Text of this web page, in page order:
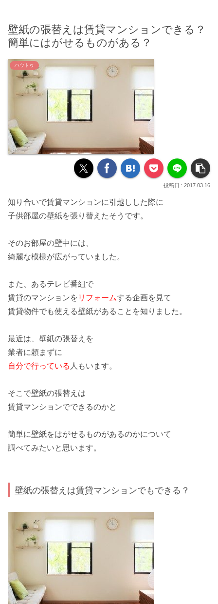
壁紙の張替えは賃貸マンションできる？
簡単にはがせるものがある？
ハウトゥ
2017.03.16
知り合いで賃貸マンションに引越しした際に
子供部屋の壁紙を張り替えたそうです。
そのお部屋の壁中には、
綺麗な模様が広がっていました。
また、あるテレビ番組 で
賃貸のマンションを リフォームする企画を見て
賃貸物件でも使える壁紙があることを知りました。
最近は、 壁紙の張替え を
業者に頼まずに
自分で行っている 人もいます。
そこで壁紙の張替えは
賃貸マンションでできるのかと
簡単に壁紙をはがせるものがあるのかについて
調べてみたいと思います。
壁紙の張替えは賃貸マンションでもできる？